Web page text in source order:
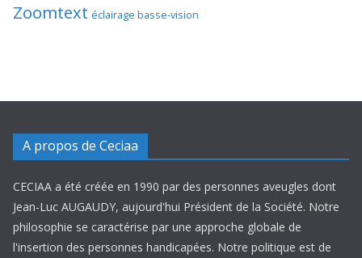
Zoomtext éclairage basse-vision
A propos de Ceciaa
CECIAA a été créée en 1990 par des personnes aveugles dont
Jean-Luc AUGAUDY, aujourd'hui Président de la Société. Notre
philosophie se caractérise par une approche globale de
l'insertion des personnes handicapées. Notre politique est de